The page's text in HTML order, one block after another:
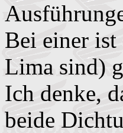
Bei einer ist
Lima sind)
Ich denke,
beide